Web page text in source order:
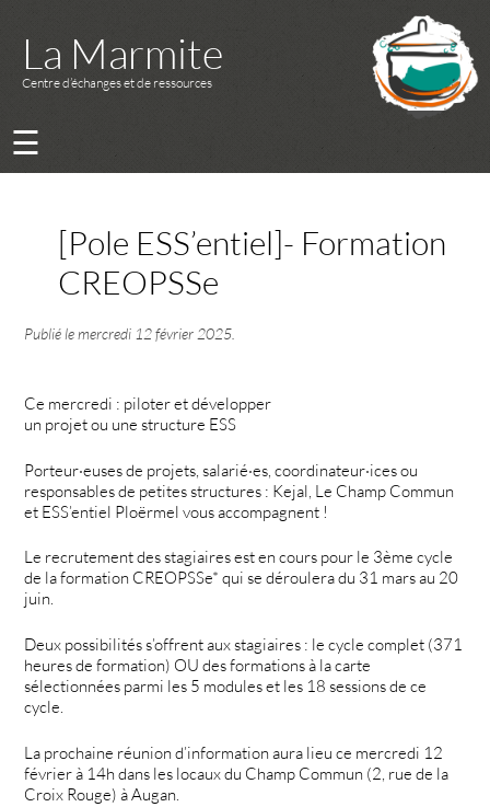
La Marmite
Centre d’échanges et de ressources
☰
[Pole ESS’entiel]- Formation
CREOPSSe
Publié lemercredi 12 février 2025
Ce mercredi : piloter et développer
un projet ou une structure ESS
Porteur·euses de projets, salarié·es, coordinateur·ices ou
responsables de petites structures : Kejal, Le Champ Commun
et ESS’entiel Ploërmel vous accompagnent !
Le recrutement des stagiaires est en cours pour le 3ème cycle
de la formation CREOPSSe* qui se déroulera du 31 mars au 20
juin.
Deux possibilités s’offrent aux stagiaires : le cycle complet (371
heures de formation) OU des formations à la carte
sélectionnées parmi les 5 modules et les 18 sessions de ce
cycle.
La prochaine réunion d’information aura lieu ce mercredi 12
février à 14h dans les locaux du Champ Commun (2, rue de la
Croix Rouge) à Augan.